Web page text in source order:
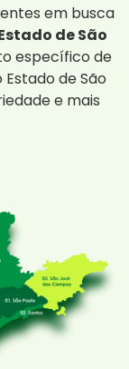
em busca
de São
específico de
de São
e mais